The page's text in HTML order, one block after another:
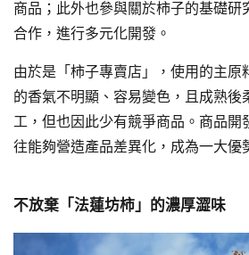
商品；此外也參與關於柿子的基礎研
合作，進行多元化開發。
由於是「柿子專賣店」，使用的主原
的香氣不明顯、容易變色，且成熟後
工，但也因此少有競爭商品。商品開
往能夠營造產品差異化，成為一大優
不放棄「法蓮坊柿」的濃厚澀味